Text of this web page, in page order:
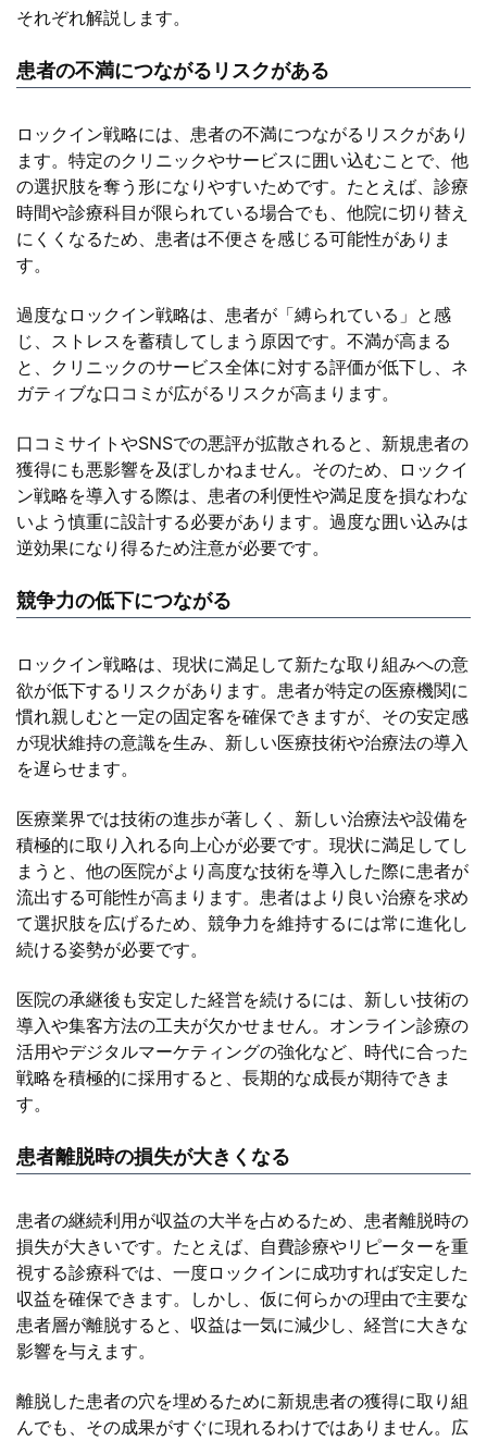
それぞれ解説します。
患者の不満につながるリスクがある
ロックイン戦略には、患者の不満につながるリスクがあり
ます。特定のクリニックやサービスに囲い込むことで、他
の選択肢を奪う形になりやすいためです。たとえば、診療
時間や診療科目が限られている場合でも、他院に切り替え
にくくなるため、患者は不便さを感じる可能性がありま
す。
過度なロックイン戦略は、患者が「縛られている」と感
じ、ストレスを蓄積してしまう原因です。不満が高まる
と、クリニックのサービス全体に対する評価が低下し、ネ
ガティブな口コミが広がるリスクが高まります。
口コミサイトやSNSでの悪評が拡散されると、新規患者の
獲得にも悪影響を及ぼしかねません。そのため、ロックイ
ン戦略を導入する際は、患者の利便性や満足度を損なわな
いよう慎重に設計する必要があります。過度な囲い込みは
逆効果になり得るため注意が必要です。
競争力の低下につながる
ロックイン戦略は、現状に満足して新たな取り組みへの意
欲が低下するリスクがあります。患者が特定の医療機関に
慣れ親しむと一定の固定客を確保できますが、その安定感
が現状維持の意識を生み、新しい医療技術や治療法の導入
を遅らせます。
医療業界では技術の進歩が著しく、新しい治療法や設備を
積極的に取り入れる向上心が必要です。現状に満足してし
まうと、他の医院がより高度な技術を導入した際に患者が
流出する可能性が高まります。患者はより良い治療を求め
て選択肢を広げるため、競争力を維持するには常に進化し
続ける姿勢が必要です。
医院の承継後も安定した経営を続けるには、新しい技術の
導入や集客方法の工夫が欠かせません。オンライン診療の
活用やデジタルマーケティングの強化など、時代に合った
戦略を積極的に採用すると、長期的な成長が期待できま
す。
患者離脱時の損失が大きくなる
患者の継続利用が収益の大半を占めるため、患者離脱時の
損失が大きいです。たとえば、自費診療やリピーターを重
視する診療科では、一度ロックインに成功すれば安定した
収益を確保できます。しかし、仮に何らかの理由で主要な
患者層が離脱すると、収益は一気に減少し、経営に大きな
影響を与えます。
離脱した患者の穴を埋めるために新規患者の獲得に取り組
んでも、その成果がすぐに現れるわけではありません。広